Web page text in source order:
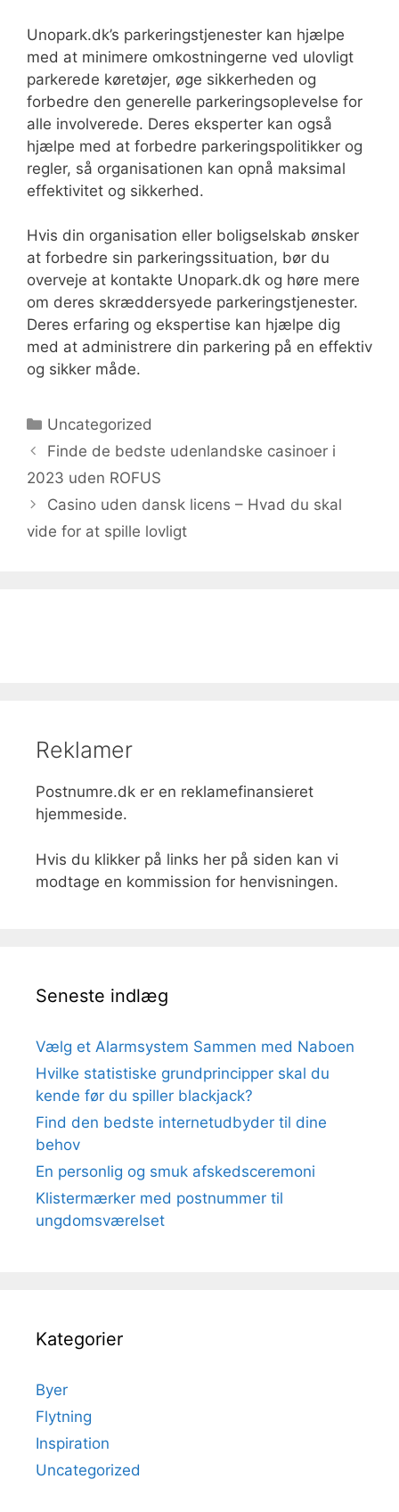
Unopark.dk’s parkeringstjenester kan hjælpe
med at minimere omkostningerne ved ulovligt
parkerede køretøjer, øge sikkerheden og
forbedre den generelle parkeringsoplevelse for
alle involverede. Deres eksperter kan også
hjælpe med at forbedre parkeringspolitikker og
regler, så organisationen kan opnå maksimal
effektivitet og sikkerhed.
Hvis din organisation eller boligselskab ønsker
at forbedre sin parkeringssituation, bør du
overveje at kontakte Unopark.dk og høre mere
om deres skræddersyede parkeringstjenester.
Deres erfaring og ekspertise kan hjælpe dig
med at administrere din parkering på en effektiv
og sikker måde.
Kategorier
Uncategorized
Finde de bedste udenlandske casinoer i
2023 uden ROFUS
Casino uden dansk licens – Hvad du skal
vide for at spille lovligt
Reklamer
Postnumre.dk er en reklamefinansieret
hjemmeside.
Hvis du klikker på links her på siden kan vi
modtage en kommission for henvisningen.
Seneste indlæg
Vælg et Alarmsystem Sammen med Naboen
Hvilke statistiske grundprincipper skal du
kende før du spiller blackjack?
Find den bedste internetudbyder til dine
behov
En personlig og smuk afskedsceremoni
Klistermærker med postnummer til
ungdomsværelset
Kategorier
Byer
Flytning
Inspiration
Uncategorized